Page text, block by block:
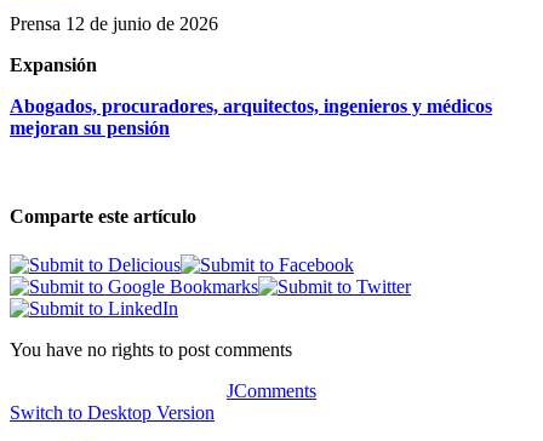
Prensa 12 de junio de 2026
Expansión
Abogados, procuradores, arquitectos, ingenieros y médicos
mejoran su pensión
Comparte este artículo
You have no rights to post comments
JComments
Switch to Desktop Version